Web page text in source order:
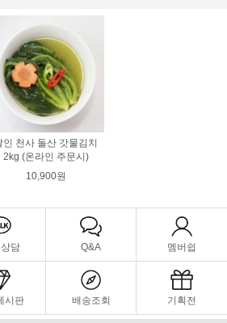
인 천사 돌산 갓물김치
2kg (온라인 주문시)
10,900원
담 Q&A 멤버쉽
시판 배송조회 기획전